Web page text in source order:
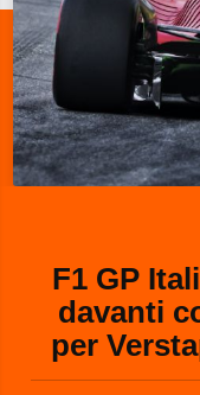
F1 GP
davanti
per